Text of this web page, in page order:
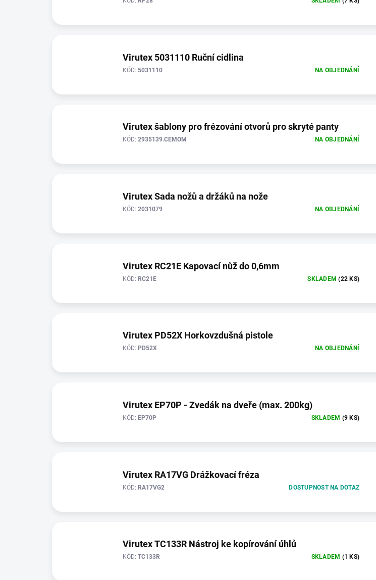
Virutex 5031110 Ruční cidlina
NA OBJEDNÁNÍ
KÓD: 5031110
Virutex šablony pro frézování otvorů pro skryté panty
NA OBJEDNÁNÍ
KÓD: 2935139.CEMOM
Virutex Sada nožů a držáků na nože
NA OBJEDNÁNÍ
KÓD: 2031079
Virutex RC21E Kapovací nůž do 0,6mm
SKLADEM(22 KS)
KÓD: RC21E
Virutex PD52X Horkovzdušná pistole
NA OBJEDNÁNÍ
KÓD: PD52X
Virutex EP70P - Zvedák na dveře (max. 200kg)
SKLADEM (9 KS)
KÓD: EP70P
Virutex RA17VG Drážkovací fréza
DOSTUPNOST NA DOTAZ
KÓD: RA17VG2
Virutex TC133R Nástroj ke kopírování úhlů
SKLADEM (1 KS)
KÓD: TC133R